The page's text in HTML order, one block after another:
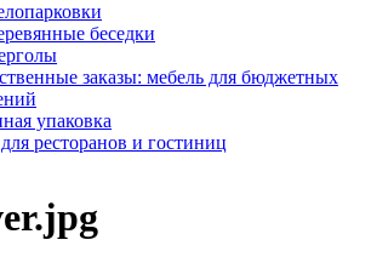
беседки
заказы: мебель для бюджетных
упаковка
ресторанов и гостиниц